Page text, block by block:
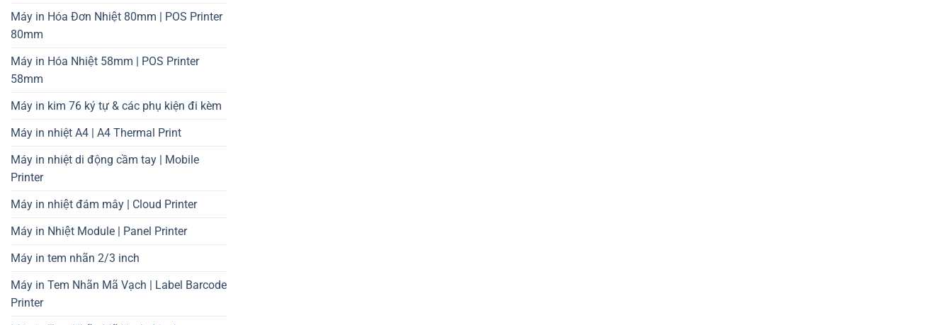
Máy in Hóa Đơn Nhiệt 80mm | POS Printer
80mm
Máy in Hóa Nhiệt 58mm | POS Printer
58mm
Máy in kim 76 ký tự & các phụ kiện đi kèm
Máy in nhiệt A4 | A4 Thermal Print
Máy in nhiệt di động cầm tay | Mobile
Printer
Máy in nhiệt đám mây | Cloud Printer
Máy in Nhiệt Module | Panel Printer
Máy in tem nhãn 2/3 inch
Máy in Tem Nhãn Mã Vạch | Label Barcode
Printer